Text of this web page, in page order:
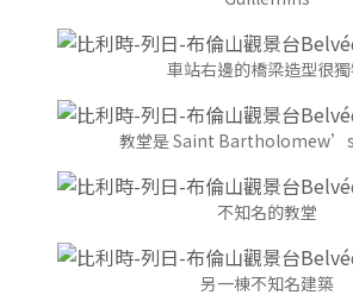
車站右邊的橋梁造型很
教堂是 Saint
不知名的教堂
另一棟不知名建築